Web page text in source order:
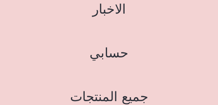
الاخبار
حسابي
جميع المنتجات